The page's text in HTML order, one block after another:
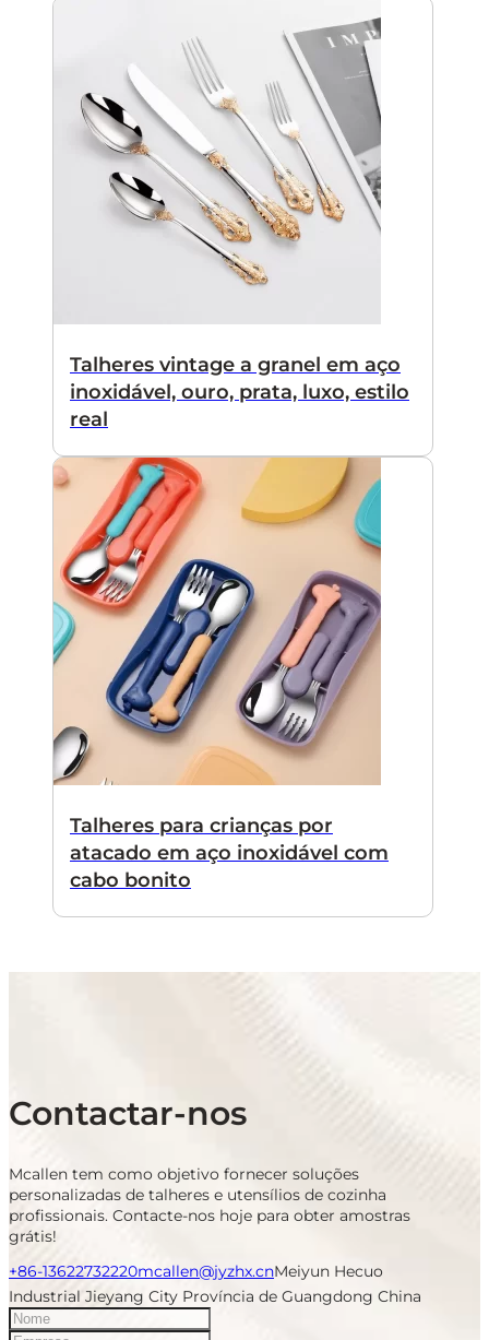
Talheres vintage a granel em aço
inoxidável, ouro, prata, luxo, estilo
real
Talheres para crianças por
atacado em aço inoxidável com
cabo bonito
Contactar-nos
Mcallen tem como objetivo fornecer soluções
personalizadas de talheres e utensílios de cozinha
profissionais. Contacte-nos hoje para obter amostras
grátis!
+86-13622732220mcallen@jyzhx.cnMeiyun Hecuo
Industrial Jieyang City Província de Guangdong China